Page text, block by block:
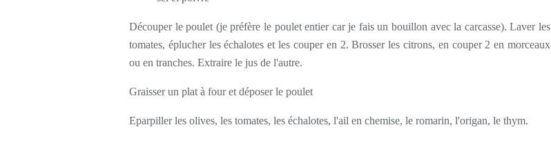
Découper le poulet (je préfère le poulet entier car je fais un bouillon avec la carcasse). Laver les
tomates, éplucher les échalotes et les couper en 2. Brosser les citrons, en couper 2 en morceaux
ou en tranches. Extraire le jus de l'autre.
Graisser un plat à four et déposer le poulet
Eparpiller les olives, les tomates, les échalotes, l'ail en chemise, le romarin, l'origan, le thym.